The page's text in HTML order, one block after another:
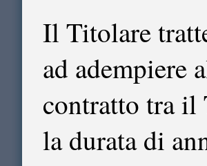
Il Titolare
ad adempiere
contratto tra il
la durata di